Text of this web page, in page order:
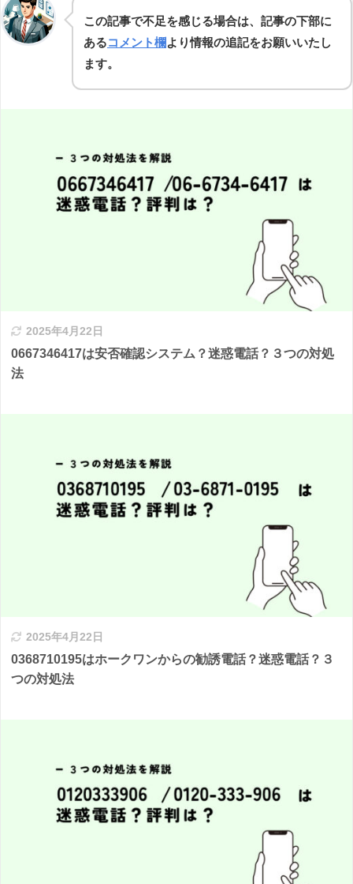
この記事で不足を感じる場合は、記事の下部に
あるコメント欄より情報の追記をお願いいたし
ます。
2025年4月22日
0667346417は安否確認システム？迷惑電話？３つの対処
法
2025年4月22日
0368710195はホークワンからの勧誘電話？迷惑電話？３
つの対処法